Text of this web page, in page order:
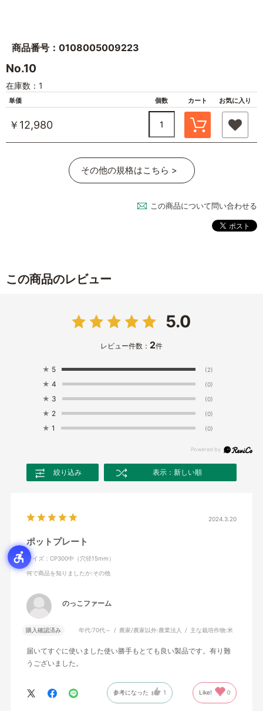
商品番号：0108005009223
No.10
在庫数：1
単価 個数 カート お気に入り
￥12,980
その他の規格はこちら >
この商品について問い合わせる
この商品のレビュー
5.0
レビュー件数： 2件
★ 5 (2)
★ 4 (0)
★ 3 (0)
★ 2 (0)
★ 1 (0)
絞り込み 表示：新しい順
2024.3.20
ポットプレート
サイズ：CP300中（穴径15mm）
何で商品を知りましたか:その他
のっこファーム
購入確認済み 年代:70代～ 農家/農家以外:農業法人 主な栽培作物:米
届いてすぐに使いました使い勝手もとても良い製品です。有り難
うございました。
参考になった 1 Like! 0